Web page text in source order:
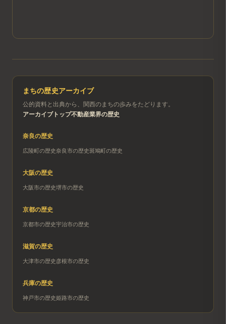
まちの歴史アーカイブ
公的資料と出典から、関西のまちの歩みをたどります。
アーカイブトップ不動産業界の歴史
奈良の歴史
広陵町の歴史奈良市の歴史斑鳩町の歴史
大阪の歴史
大阪市の歴史堺市の歴史
京都の歴史
京都市の歴史宇治市の歴史
滋賀の歴史
大津市の歴史 彦根市の歴史
兵庫の歴史
神戸市の歴史姫路市の歴史